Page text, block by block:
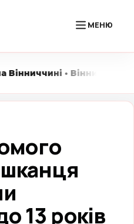
МЕНЮ
LIVE стежить за
13 років